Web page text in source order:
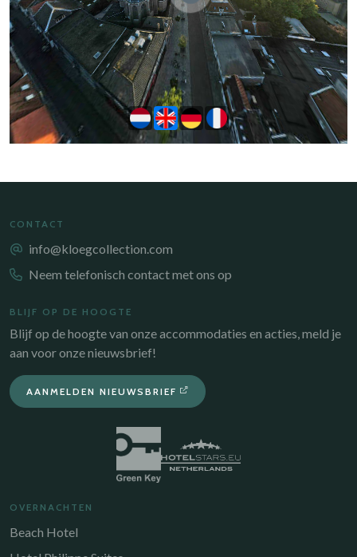
CONTACT
info@kloegcollection.com
Neem telefonisch contact met ons op
BLIJF OP DE HOOGTE
Blijf op de hoogte van onze accommodaties en acties, meld je
aan voor onze nieuwsbrief!
AANMELDEN NIEUWSBRIEF
OVERNACHTEN
Beach Hotel